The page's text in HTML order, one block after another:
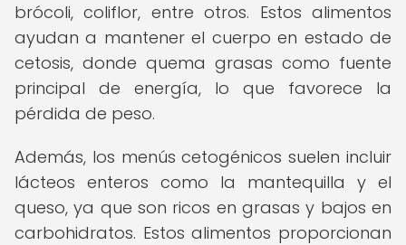
brócoli, coliflor, entre otros. Estos alimentos
ayudan a mantener el cuerpo en estado de
cetosis, donde quema grasas como fuente
principal de energía, lo que favorece la
pérdida de peso.
Además, los menús cetogénicos suelen incluir
lácteos enteros como la mantequilla y el
queso, ya que son ricos en grasas y bajos en
carbohidratos. Estos alimentos proporcionan